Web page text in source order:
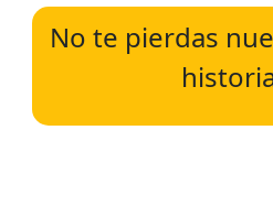
No te pierdas